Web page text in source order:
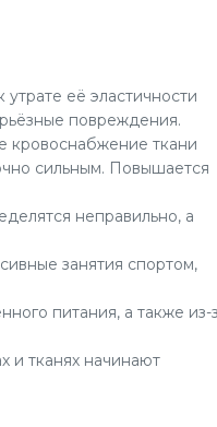
её эластичности
повреждения.
кровоснабжение ткани
сильным. Повышается
неправильно, а
занятия спортом,
питания, а также из-
и тканях начинают